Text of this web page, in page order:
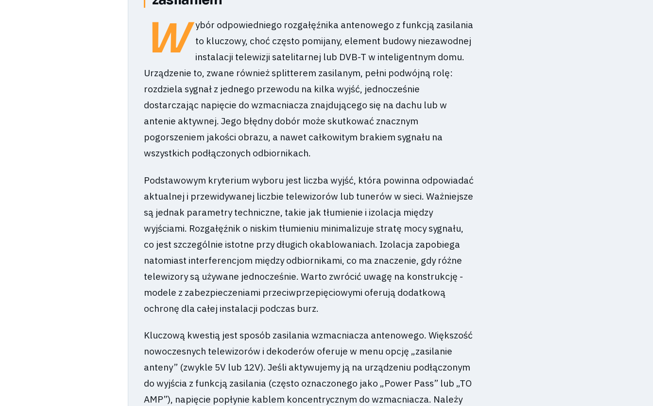
W
ybór odpowiedniego rozgałęźnika antenowego z funkcją zasilania
to kluczowy, choć często pomijany, element budowy niezawodnej
instalacji telewizji satelitarnej lub DVB-T w inteligentnym domu.
Urządzenie to, zwane również splitterem zasilanym, pełni podwójną rolę:
rozdziela sygnał z jednego przewodu na kilka wyjść, jednocześnie
dostarczając napięcie do wzmacniacza znajdującego się na dachu lub w
antenie aktywnej. Jego błędny dobór może skutkować znacznym
pogorszeniem jakości obrazu, a nawet całkowitym brakiem sygnału na
wszystkich podłączonych odbiornikach.
Podstawowym kryterium wyboru jest liczba wyjść, która powinna odpowiadać
aktualnej i przewidywanej liczbie telewizorów lub tunerów w sieci. Ważniejsze
są jednak parametry techniczne, takie jak tłumienie i izolacja między
wyjściami. Rozgałęźnik o niskim tłumieniu minimalizuje stratę mocy sygnału,
co jest szczególnie istotne przy długich okablowaniach. Izolacja zapobiega
natomiast interferencjom między odbiornikami, co ma znaczenie, gdy różne
telewizory są używane jednocześnie. Warto zwrócić uwagę na konstrukcję -
modele z zabezpieczeniami przeciwprzepięciowymi oferują dodatkową
ochronę dla całej instalacji podczas burz.
Kluczową kwestią jest sposób zasilania wzmacniacza antenowego. Większość
nowoczesnych telewizorów i dekoderów oferuje w menu opcję „zasilanie
anteny” (zwykle 5V lub 12V). Jeśli aktywujemy ją na urządzeniu podłączonym
do wyjścia z funkcją zasilania (często oznaczonego jako „Power Pass” lub „TO
AMP”), napięcie popłynie kablem koncentrycznym do wzmacniacza. Należy